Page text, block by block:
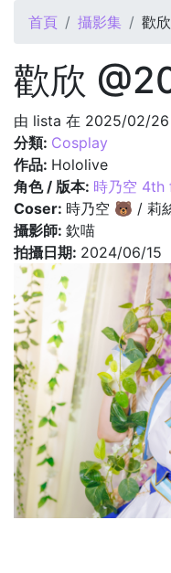
您在這裡
首頁 攝影集 歡
歡欣
由 lista 在 2025/02/26
分類: Cosplay
作品: Hololive
角色 / 版本: 時乃空 4th
Coser: 時乃空 🐻 / 莉
攝影師: 欽喵
拍攝日期: 2024/06/15